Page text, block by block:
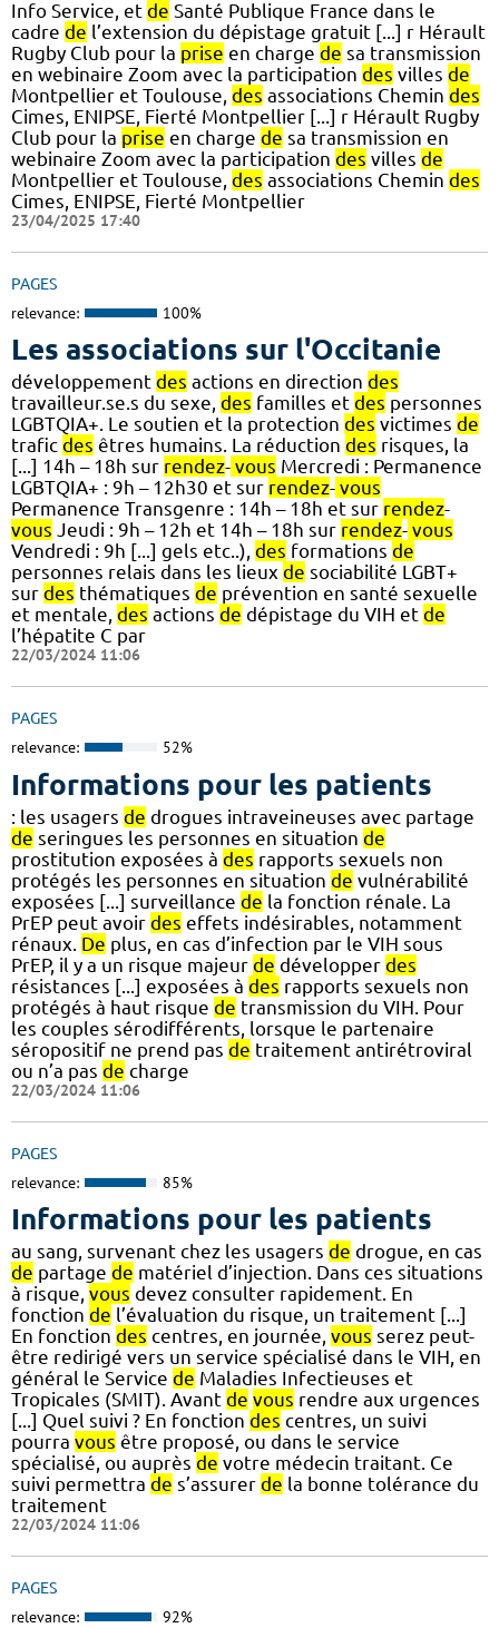
Info Service, et de Santé Publique France dans le
cadre de l’extension du dépistage gratuit [...] r Hérault
Rugby Club pour la prise en charge de sa transmission
en webinaire Zoom avec la participation des villes de
Montpellier et Toulouse, des associations Chemin des
Cimes, ENIPSE, Fierté Montpellier [...] r Hérault Rugby
Club pour la prise en charge de sa transmission en
webinaire Zoom avec la participation des villes de
Montpellier et Toulouse, des associations Chemin des
Cimes, ENIPSE, Fierté Montpellier
23/04/2025 17:40
PAGES
relevance: 100%
Les associations sur l'Occitanie
développement des actions en direction des
travailleur.se.s du sexe, des familles et des personnes
LGBTQIA+. Le soutien et la protection des victimes de
trafic des êtres humains. La réduction des risques, la
[...] 14h – 18h sur rendez- vous Mercredi : Permanence
LGBTQIA+ : 9h – 12h30 et sur rendez- vous
Permanence Transgenre : 14h – 18h et sur rendez-
vous Jeudi : 9h – 12h et 14h – 18h sur rendez- vous
Vendredi : 9h [...] gels etc..), des formations de
personnes relais dans les lieux de sociabilité LGBT+
sur des thématiques de prévention en santé sexuelle
et mentale, des actions de dépistage du VIH et de
l’hépatite C par
22/03/2024 11:06
PAGES
relevance: 52%
Informations pour les patients
: les usagers de drogues intraveineuses avec partage
de seringues les personnes en situation de
prostitution exposées à des rapports sexuels non
protégés les personnes en situation de vulnérabilité
exposées [...] surveillance de la fonction rénale. La
PrEP peut avoir des effets indésirables, notamment
rénaux. De plus, en cas d’infection par le VIH sous
PrEP, il y a un risque majeur de développer des
résistances [...] exposées à des rapports sexuels non
protégés à haut risque de transmission du VIH. Pour
les couples sérodifférents, lorsque le partenaire
séropositif ne prend pas de traitement antirétroviral
ou n’a pas de charge
22/03/2024 11:06
PAGES
relevance: 85%
Informations pour les patients
au sang, survenant chez les usagers de drogue, en cas
de partage de matériel d’injection. Dans ces situations
à risque, vous devez consulter rapidement. En
fonction de l’évaluation du risque, un traitement [...]
En fonction des centres, en journée, vous serez peut-
être redirigé vers un service spécialisé dans le VIH, en
général le Service de Maladies Infectieuses et
Tropicales (SMIT). Avant de vous rendre aux urgences
[...] Quel suivi ? En fonction des centres, un suivi
pourra vous être proposé, ou dans le service
spécialisé, ou auprès de votre médecin traitant. Ce
suivi permettra de s’assurer de la bonne tolérance du
traitement
22/03/2024 11:06
PAGES
relevance: 92%